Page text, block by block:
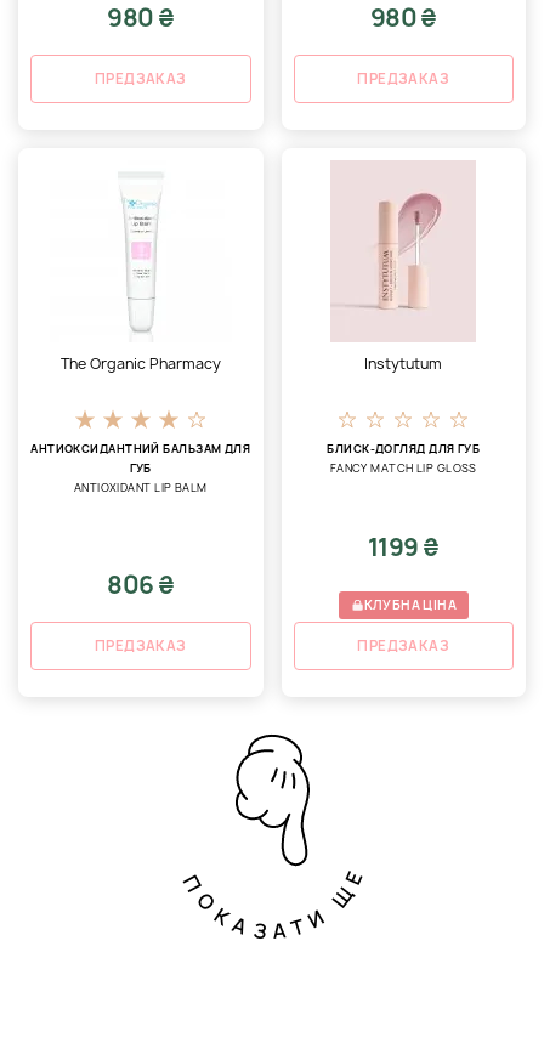
980 ₴
ПРЕДЗАКАЗ
980 ₴
ПРЕДЗАКАЗ
The Organic Pharmacy
АНТИОКСИДАНТНИЙ БАЛЬЗАМ ДЛЯ
ГУБ
ANTIOXIDANT LIP BALM
806 ₴
ПРЕДЗАКАЗ
Instytutum
БЛИСК-ДОГЛЯД ДЛЯ ГУБ
FANCY MATCH LIP GLOSS
1199 ₴
КЛУБНА ЦІНА
ПРЕДЗАКАЗ
ПОКАЗАТИ ЩЕ